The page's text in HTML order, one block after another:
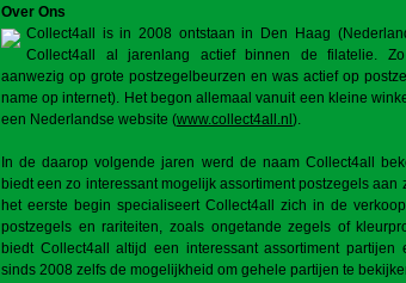
Over Ons
Collect4all is in 2008 ontstaan in Den Haag
Collect4all al jarenlang actief binnen de filatelie. Zo
aanwezig op grote postzegelbeurzen en was actief op
name op internet). Het begon allemaal vanuit een kleine
een Nederlandse website (www.collect4all.nl ).
In de daarop volgende jaren werd de naam Collect4all
biedt een zo interessant mogelijk assortiment postzegels aan
het eerste begin specialiseert Collect4all zich in de
postzegels en rariteiten, zoals ongetande zegels of
biedt Collect4all altijd een interessant assortiment partijen
sinds 2008 zelfs de mogelijkheid om gehele partijen te